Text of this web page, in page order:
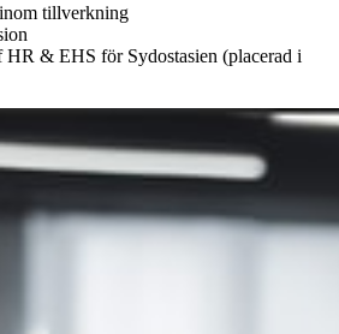
tillverkning
HR & EHS för Sydostasien (placerad i